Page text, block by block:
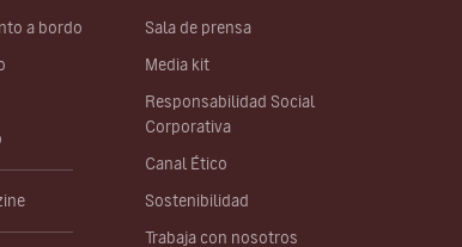
a bordo Sala de prensa
Media kit
Responsabilidad Social
Corporativa
Canal Ético
Sostenibilidad
Trabaja con nosotros